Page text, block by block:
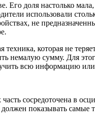
доля настолько
использовали
не
которая не
немалую сумму. Для
всю информацию
сосредоточена в
показывать